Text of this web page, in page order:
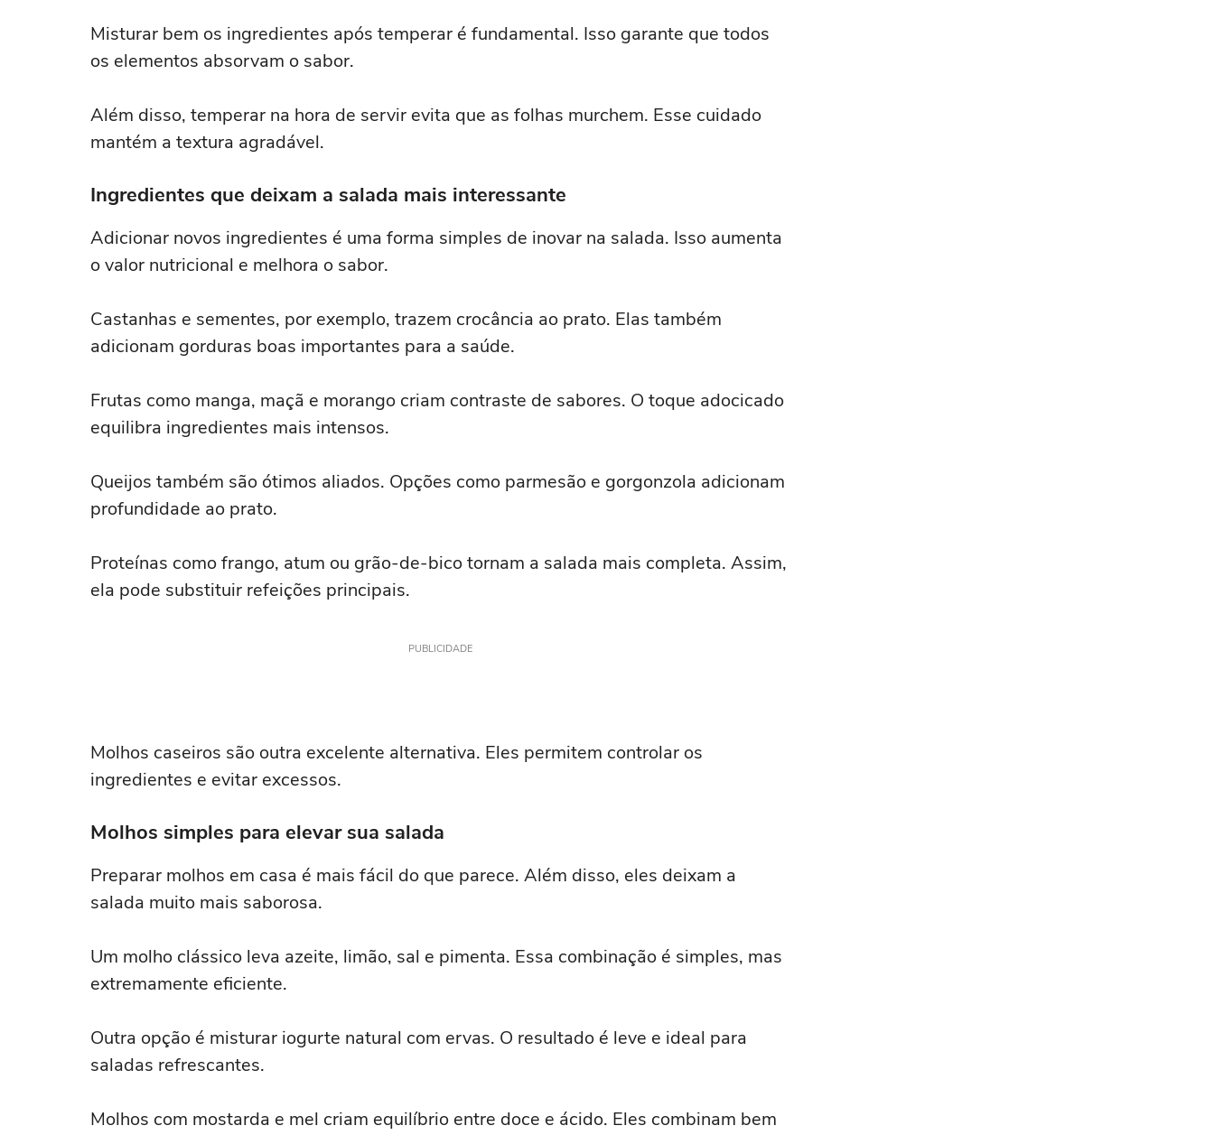
Misturar bem os ingredientes após temperar é fundamental. Isso garante que todos
os elementos absorvam o sabor.
Além disso, temperar na hora de servir evita que as folhas murchem. Esse cuidado
mantém a textura agradável.
Ingredientes que deixam a salada mais interessante
Adicionar novos ingredientes é uma forma simples de inovar na salada. Isso aumenta
o valor nutricional e melhora o sabor.
Castanhas e sementes, por exemplo, trazem crocância ao prato. Elas também
adicionam gorduras boas importantes para a saúde.
Frutas como manga, maçã e morango criam contraste de sabores. O toque adocicado
equilibra ingredientes mais intensos.
Queijos também são ótimos aliados. Opções como parmesão e gorgonzola adicionam
profundidade ao prato.
Proteínas como frango, atum ou grão-de-bico tornam a salada mais completa. Assim,
ela pode substituir refeições principais.
PUBLICIDADE
Molhos caseiros são outra excelente alternativa. Eles permitem controlar os
ingredientes e evitar excessos.
Molhos simples para elevar sua salada
Preparar molhos em casa é mais fácil do que parece. Além disso, eles deixam a
salada muito mais saborosa.
Um molho clássico leva azeite, limão, sal e pimenta. Essa combinação é simples, mas
extremamente eficiente.
Outra opção é misturar iogurte natural com ervas. O resultado é leve e ideal para
saladas refrescantes.
Molhos com mostarda e mel criam equilíbrio entre doce e ácido. Eles combinam bem